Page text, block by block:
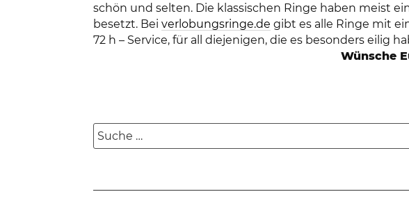
schön und selten. Die klassischen Ringe haben meist
besetzt. Bei verlobungsringe.de gibt es alle Ringe mit
72 h – Service, für all diejenigen, die es besonders eilig
Wünsche
Suche
nach: